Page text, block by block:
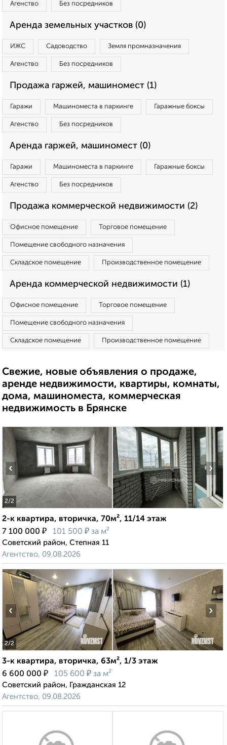
Агенство Без посредников
Аренда земельных участков (0)
ИЖС Садоводство Земля промназначения
Агенство Без посредников
Продажа гаржей, машиномест (1)
Гаражи Машиноместа в паркинге Гаражные боксы
Агенство Без посредников
Аренда гаржей, машиномест (0)
Гаражи Машиноместа в паркинге Гаражные боксы
Агенство Без посредников
Продажа коммерческой недвижимости (2)
Офисное помещение Торговое помещение
Помещение свободного назначения
Складское помещение Производственное помещение
Аренда коммерческой недвижимости (1)
Офисное помещение Торговое помещение
Помещение свободного назначения
Складское помещение Производственное помещение
Свежие, новые объявления о продаже,
аренде недвижимости, квартиры, комнаты,
дома, машиноместа, коммерческая
недвижимость в Брянске
2/2
‹ ›
2-к квартира, вторичка, 70м², 11/14 этаж
7 100 000 ₽ 101 500 ₽ за м²
Советский район, Степная 11
Агентство, 09.08.2026
2/2
‹ ›
3-к квартира, вторичка, 63м², 1/3 этаж
6 600 000 ₽ 105 600 ₽ за м²
Советский район, Гражданская 12
Агентство, 09.08.2026